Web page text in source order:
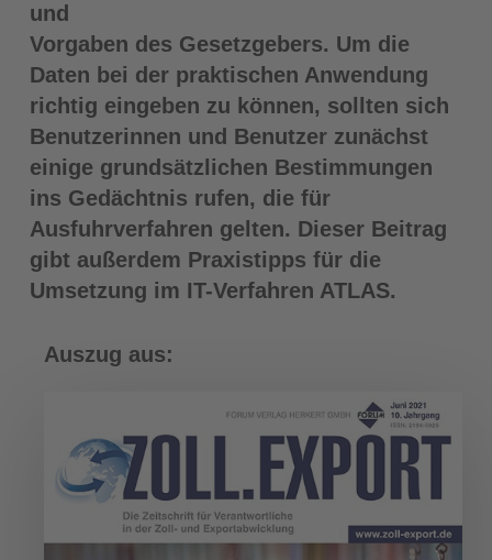
und
Vorgaben des Gesetzgebers. Um die
Daten bei der praktischen Anwendung
richtig eingeben zu können, sollten sich
Benutzerinnen und Benutzer zunächst
einige grundsätzlichen Bestimmungen
ins Gedächtnis rufen, die für
Ausfuhrverfahren gelten. Dieser Beitrag
gibt außerdem Praxistipps für die
Umsetzung im IT-Verfahren ATLAS.
Auszug aus: